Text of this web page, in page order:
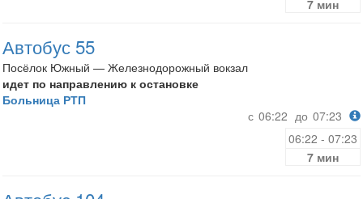
7 мин
Автобус 55
Посёлок Южный — Железнодорожный вокзал
идет по направлению к остановке
Больница РТП
с 06:22 до 07:23
06:22 - 07:23
7 мин